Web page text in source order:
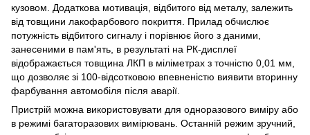
кузовом. Додаткова мотивація, відбитого від металу, залежить
від товщини лакофарбового покриття. Прилад обчислює
потужність відбитого сигналу і порівнює його з даними,
занесеними в пам'ять, в результаті на РК-дисплеї
відображається товщина ЛКП в міліметрах з точністю 0,01 мм,
що дозволяє зі 100-відсотковою впевненістю виявити вторинну
фарбування автомобіля після аварії.
Пристрій можна використовувати для одноразового виміру або
в режимі багаторазових вимірювань. Останній режим зручний,